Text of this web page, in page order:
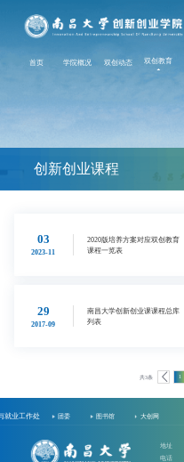
首页(current)学院概况 双创动态 双创教育
创新创业课程
03
2023-11
2020版培养方案对应双创教育
课程一览表
29
2017-09
南昌大学创新创业课课程总库
列表
共3条
就业工作处 团委 图书馆 大创网
地址
电话